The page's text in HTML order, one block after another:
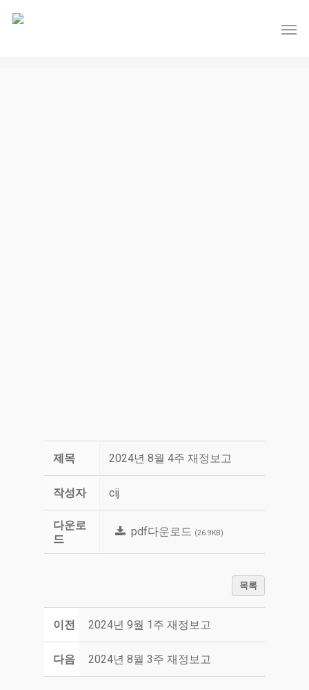
제목 2024년 8월 4주 재정보고
작성자 cij
다운로
드
pdf다운로드 (26.9KB)
목록
이전 2024년 9월 1주 재정보고
다음 2024년 8월 3주 재정보고